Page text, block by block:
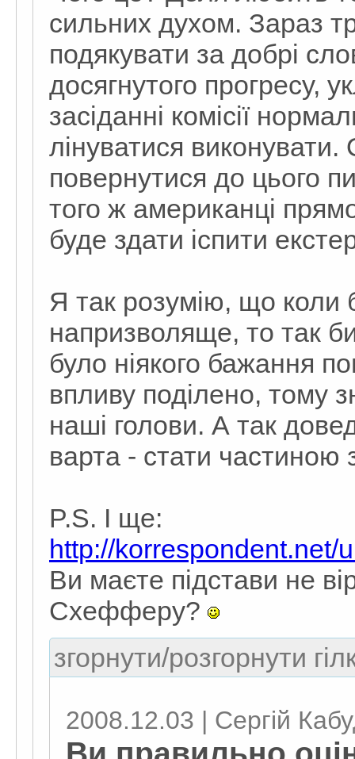
сильних духом. Зараз
подякувати за добрі
досягнутого прогресу,
засіданні комісії
лінуватися
повернутися до цього
того ж американці
буде здати іспити
Я так розумію, що коли
напризволяще, то так
було ніякого бажання
впливу поділено, тому
наші голови. А так
варта - стати частиною
P.S. І ще:
http://korrespondent.net/
Ви маєте підстави не
Схефферу?
згорнути/розгорнути
2008.12.03 | Сергій